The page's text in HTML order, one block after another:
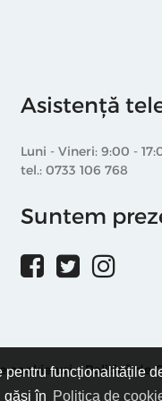
funcționalitățile
găsi în Politica de
Asistență
Luni - Vineri: 9:00 -
tel.: 0733 106 768
Suntem
cookie-uri Politică de